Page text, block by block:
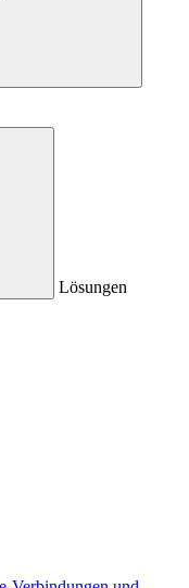
Lösungen